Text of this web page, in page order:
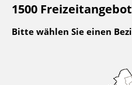
1500
Bitte wählen Sie einen